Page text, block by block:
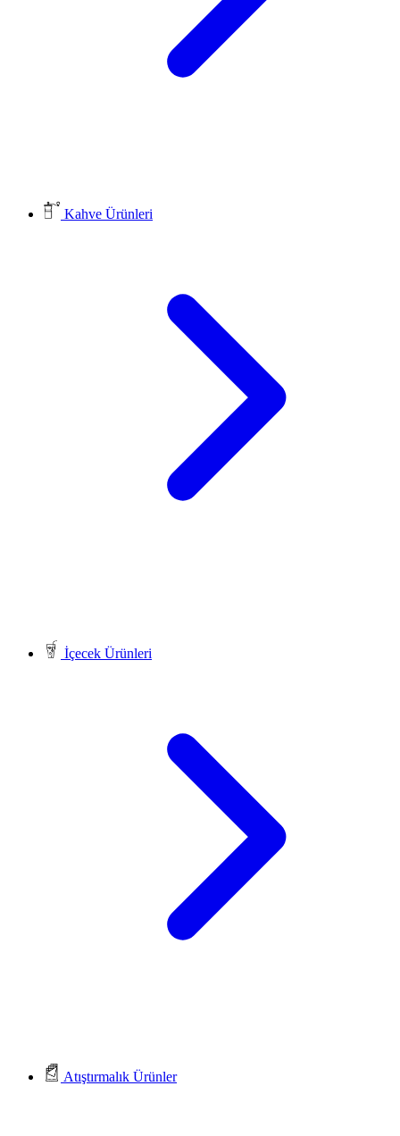
Kahve Ürünleri
İçecek Ürünleri
Atıştırmalık Ürünler